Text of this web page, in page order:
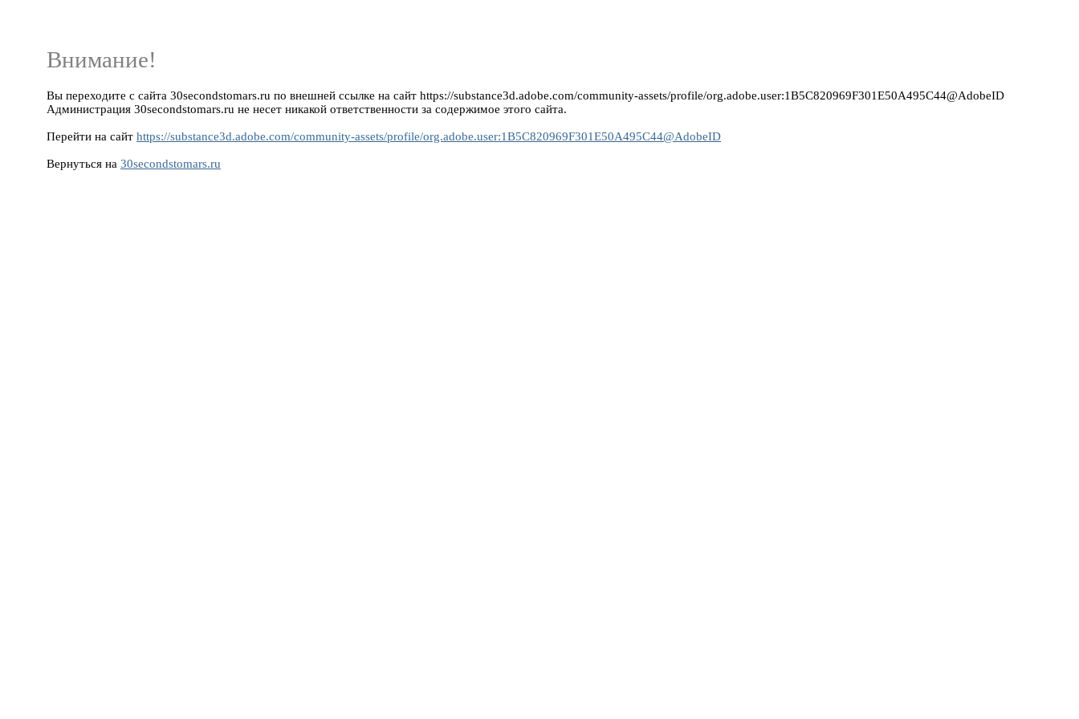
Внимание!
Вы переходите с сайта 30secondstomars.ru по внешней ссылке на сайт https://substance3d.adobe.com/community-assets/profile/org.adobe.user:1B5C820969F301E50A495C44@AdobeID
Администрация 30secondstomars.ru не несет никакой ответственности за содержимое этого сайта.
Перейти на сайт https://substance3d.adobe.com/community-assets/profile/org.adobe.user:1B5C820969F301E50A495C44@AdobeID
Вернуться на 30secondstomars.ru